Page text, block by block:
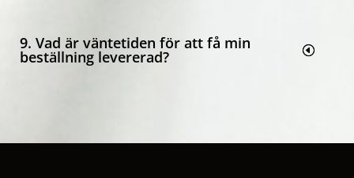
9. Vad är väntetiden för att få min
beställning levererad?